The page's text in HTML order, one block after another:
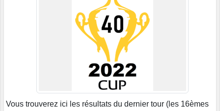
Vous trouverez ici les résultats du dernier tour (les 16èmes